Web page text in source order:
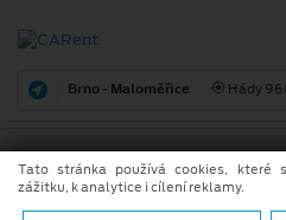
Brno - Maloměřice Hády
Tato stránka používá cookies, které
zážitku, k analytice i cílení reklamy.